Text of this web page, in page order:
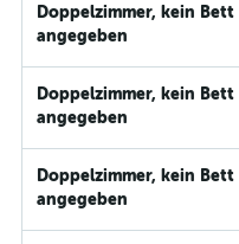
Doppelzimmer, kein Bett
angegeben
Doppelzimmer, kein Bett
angegeben
Doppelzimmer, kein Bett
angegeben